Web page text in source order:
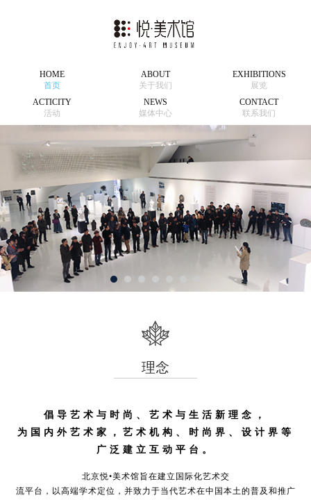
HOME
首页
ABOUT
关于我们
EXHIBITIONS
展览
ACTICITY
活动
NEWS
媒体中心
CONTACT
联系我们
理念
倡导艺术与时尚、艺术与生活新理念，
为国内外艺术家，艺术机构、时尚界、设计界等
广泛建立互动平台。
北京悦•美术馆旨在建立国际化艺术交
流平台，以高端学术定位，并致力于当代艺术在中国本土的普及和推广